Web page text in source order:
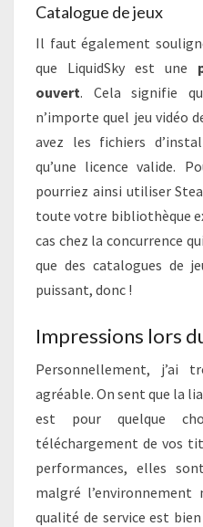
Catalogue de jeux
Il faut également
que LiquidSky est une
ouvert. Cela signifie
n’importe quel jeu vidéo
avez les fichiers
qu’une licence valide.
pourriez ainsi utiliser
toute votre bibliothèque
cas chez la concurrence
que des catalogues de
puissant, donc !
Impressions lors
Personnellement, j’ai
agréable. On sent que la
est pour quelque
téléchargement de vos
performances, elles
malgré l’environnement
qualité de service est